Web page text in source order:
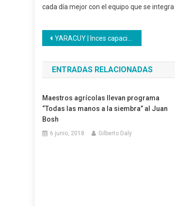
cada día mejor con el equipo que se
Navegación
de
entradas
YARACUY | Inces capacita a personas con discapacidad en el área panadería y repostería
ENTRADAS RELACIONADAS
Maestros agrícolas llevan programa
“Todas las manos a la siembra” al Juan
Bosh
6 junio, 2018 Gilberto Daly